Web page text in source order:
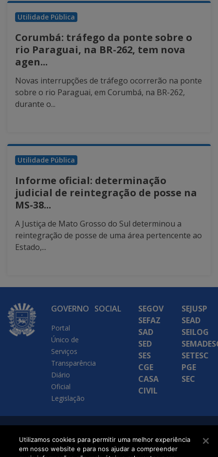
Utilidade Pública
Corumbá: tráfego da ponte sobre o
rio Paraguai, na BR-262, tem nova
agen...
Novas interrupções de tráfego ocorrerão na ponte
sobre o rio Paraguai, em Corumbá, na BR-262,
durante o...
Utilidade Pública
Informe oficial: determinação
judicial de reintegração de posse na
MS-38...
A Justiça de Mato Grosso do Sul determinou a
reintegração de posse de uma área pertencente ao
Estado,...
GOVERNO
Portal
Único de
Serviços
Transparência
Diário
Oficial
Legislação
SOCIAL
SEGOV
SEFAZ
SAD
SED
SES
CGE
CASA
CIVIL
SEJUSP
SEAD
SEILOG
SETESC
PGE
SEC
SETDIG | Secretaria-
Executiva de
Utilizamos cookies para permitir uma melhor experiência
em nosso website e para nos ajudar a compreender